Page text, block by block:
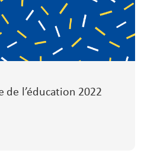
l’éducation 2022